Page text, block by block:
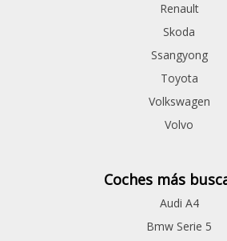
Renault
Skoda
Ssangyong
Toyota
Volkswagen
Volvo
Coches más
Audi A4
Bmw Serie 5